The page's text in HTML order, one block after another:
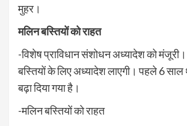
मुहर।
मलिन बस्तियों को राहत
-विशेष प्राविधान संशोधन अध्यादेश को
बस्तियों के लिए अध्यादेश लाएगी। पहले 6
बढ़ा दिया गया है।
-मलिन बस्तियों को राहत